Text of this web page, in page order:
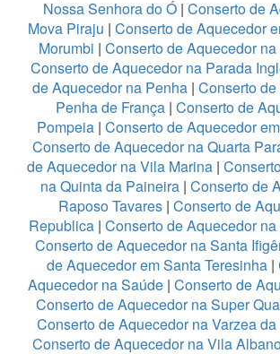
Nossa Senhora do Ó | Conserto de
Mova Piraju | Conserto de Aquecedor
Morumbi | Conserto de Aquecedor
Conserto de Aquecedor na Parada
de Aquecedor na Penha | Conserto
Penha de França | Conserto de
Pompeia| Conserto de Aquecedor
Conserto de Aquecedor na Quarta
de Aquecedor na Vila Marina |
na Quinta da Paineira | Conserto de
Raposo Tavares| Conserto de
Republica | Conserto de Aquecedor
Conserto de Aquecedor na Santa
de Aquecedor em Santa Teresinha|
Aquecedor na Saúde | Conserto de
Conserto de Aquecedor na Super
Conserto de Aquecedor na Varzea
Conserto de Aquecedor na Vila